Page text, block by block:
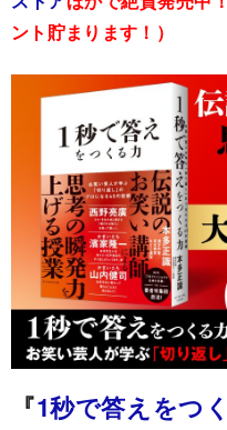
ント貯まります！）
『1秒で答えをつ